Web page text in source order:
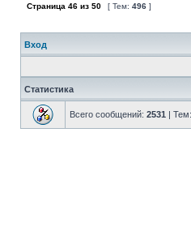
Страница 46 из 50 [ Тем: 496 ]
Вход
Статистика
Всего сообщений: 2531 | Тем: